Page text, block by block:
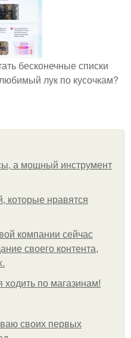
бесконечные списки
лук по кусочкам?
а мощный инструмент
которые нравятся
компании сейчас
своего контента,
по магазинам!
своих первых